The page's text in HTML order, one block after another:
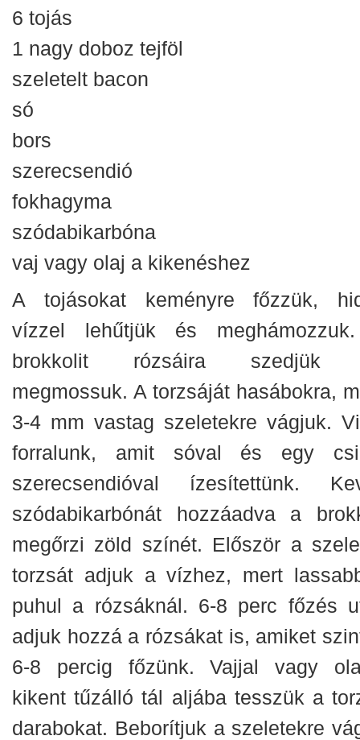
6 tojás
1 nagy doboz tejföl
szeletelt bacon
só
bors
szerecsendió
fokhagyma
szódabikarbóna
vaj vagy olaj a kikenéshez
A tojásokat keményre főzzük,
vízzel lehűtjük és
brokkolit rózsáira szedjük
megmossuk. A torzsáját hasábokra,
3-4 mm vastag szeletekre vágjuk.
forralunk, amit sóval és egy
szerecsendióval ízesítettünk.
szódabikarbónát hozzáadva a
megőrzi zöld színét. Először a
torzsát adjuk a vízhez, mert
puhul a rózsáknál. 6-8 perc főzés
adjuk hozzá a rózsákat is, amiket
6-8 percig főzünk. Vajjal vagy
kikent tűzálló tál aljába tesszük a
darabokat. Beborítjuk a szeletekre